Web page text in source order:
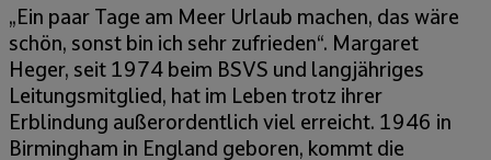
„Ein paar Tage am Meer Urlaub machen, das wäre
schön, sonst bin ich sehr zufrieden“. Margaret
Heger, seit 1974 beim BSVS und langjähriges
Leitungsmitglied, hat im Leben trotz ihrer
Erblindung außerordentlich viel erreicht. 1946 in
Birmingham in England geboren, kommt die